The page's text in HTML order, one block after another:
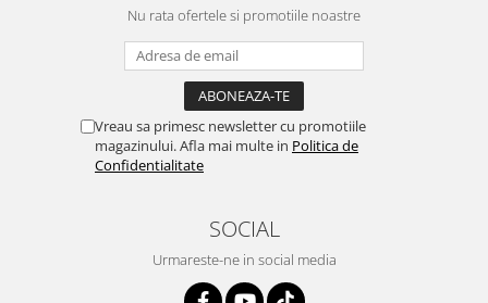
Nu rata ofertele si promotiile noastre
Vreau sa primesc newsletter cu promotiile
magazinului. Afla mai multe in Politica de
Confidentialitate
SOCIAL
Urmareste-ne in social media